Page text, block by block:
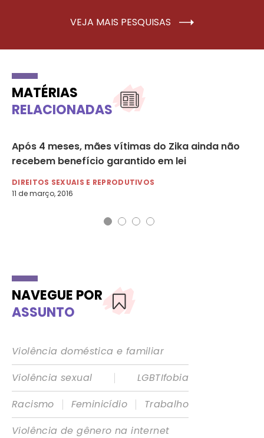
VEJA MAIS PESQUISAS
MATÉRIAS
RELACIONADAS
Após 4 meses, mães vítimas do Zika ainda não
recebem benefício garantido em lei
DIREITOS SEXUAIS E REPRODUTIVOS
11 de março, 2016
NAVEGUE POR
ASSUNTO
Violência doméstica e familiar
Violência sexual
|
LGBTIfobia
Racismo
| Feminicídio |
Trabalho
Violência de gênero na internet